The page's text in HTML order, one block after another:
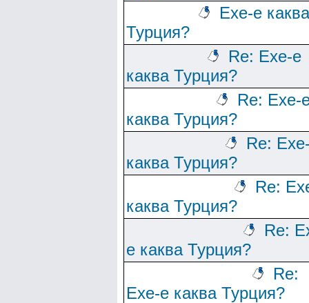
Ехе-е каква
Турция?
Re: Ехе-е
каква Турция?
Re: Ехе-
каква Турция?
Re:
каква Турция?
Re:
каква Турция?
Re:
е каква Турция?
Re:
Ехе-е каква Турция?